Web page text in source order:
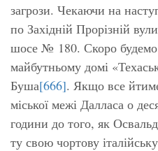
загрози. Чекаючи на
по Західній Прорізній
шосе № 180. Скоро будемо
майбутньому домі
Буша[666]. Якщо все
міської межі Далласа о
години до того, як
ту свою чортову